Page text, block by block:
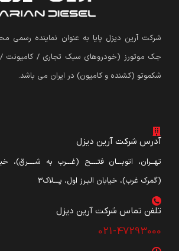
شرکت آرین دیزل پایا به عنوان نماینده رسمی
جک موتورز (خودروهای سبک تجاری /
شکموتو (کشنده و کامیون) در ایران می باشد.
آدرس شرکت آرین دیزل
تهــران، اتوبـــان فتــــح (غـــرب به شــــرق)،
(گمرک غرب)، خیابان البـرز اول، پـــلاک3
تلفن تماس شرکت آرین دیزل​
021-47293000